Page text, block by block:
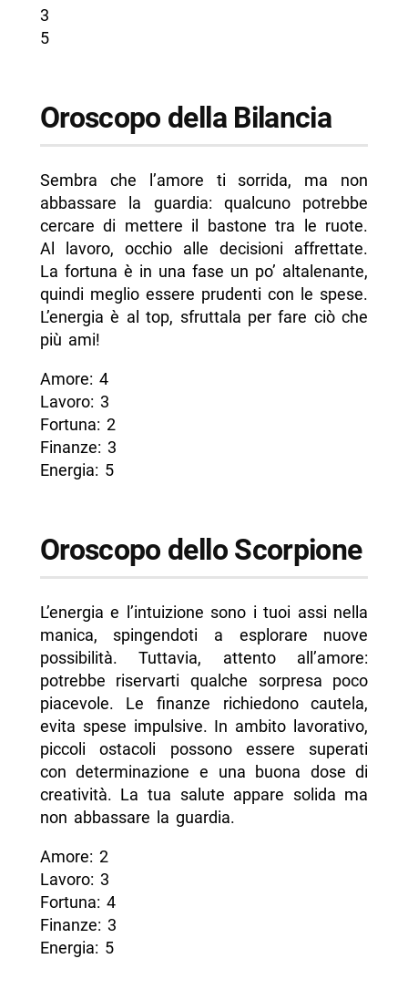
3
5
Oroscopo della Bilancia
Sembra che l’amore ti sorrida, ma non
abbassare la guardia: qualcuno potrebbe
cercare di mettere il bastone tra le ruote.
Al lavoro, occhio alle decisioni affrettate.
La fortuna è in una fase un po’ altalenante,
quindi meglio essere prudenti con le spese.
L’energia è al top, sfruttala per fare ciò che
più ami!
Amore: 4
Lavoro: 3
Fortuna: 2
Finanze: 3
Energia: 5
Oroscopo dello Scorpione
L’energia e l’intuizione sono i tuoi assi nella
manica, spingendoti a esplorare nuove
possibilità. Tuttavia, attento all’amore:
potrebbe riservarti qualche sorpresa poco
piacevole. Le finanze richiedono cautela,
evita spese impulsive. In ambito lavorativo,
piccoli ostacoli possono essere superati
con determinazione e una buona dose di
creatività. La tua salute appare solida ma
non abbassare la guardia.
Amore: 2
Lavoro: 3
Fortuna: 4
Finanze: 3
Energia: 5